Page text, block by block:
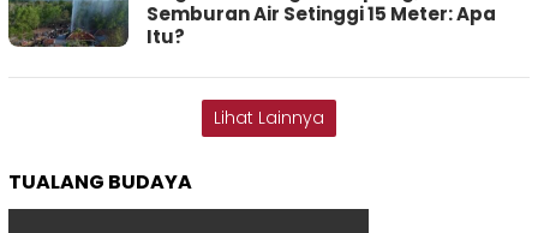
Semburan Air Setinggi 15 Meter: Apa
Itu?
Lihat Lainnya
TUALANG BUDAYA